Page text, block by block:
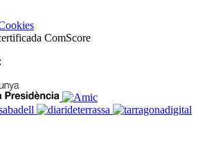
ComScore